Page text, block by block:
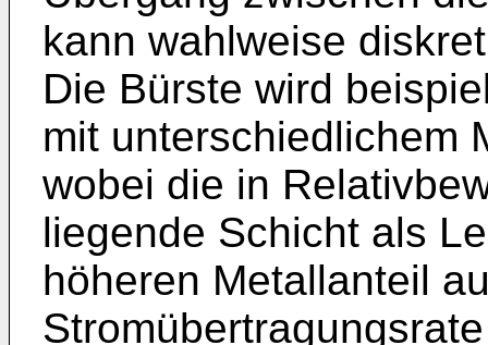
kann wahlweise
Die Bürste wird
mit unterschiedlichem
wobei die in
liegende Schicht als
höheren Metallanteil